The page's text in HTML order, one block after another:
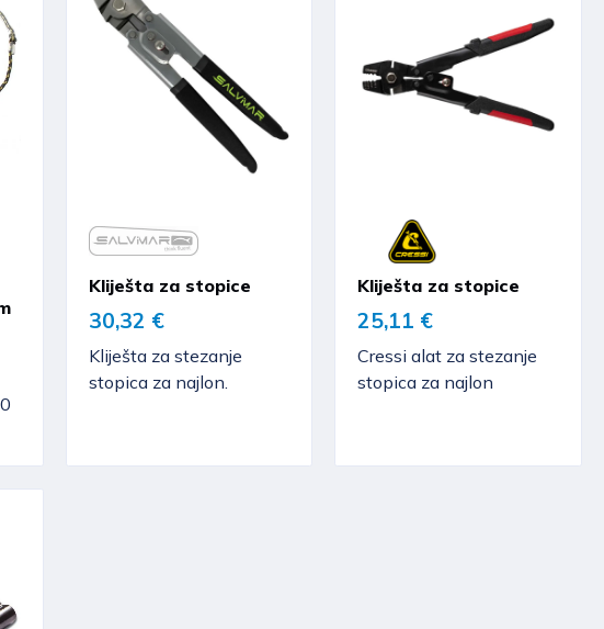
Kliješta za stopice
30,32 €
Kliješta za stezanje
stopica za najlon.
Kliješta za stopice
25,11 €
Cressi alat za stezanje
stopica za najlon